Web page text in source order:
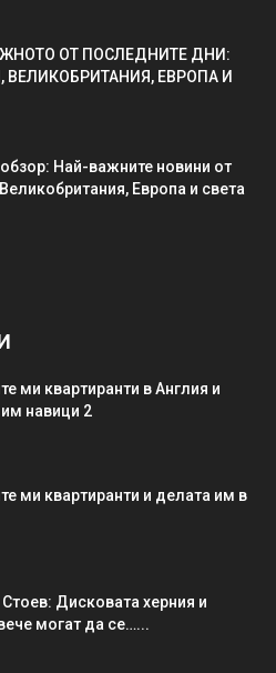
ОТ ПОСЛЕДНИТЕ ДНИ:
ВЕЛИКОБРИТАНИЯ, ЕВРОПА И
Най-важните новини от
Европа и света
ми квартиранти в Англия и
навици 2
ми квартиранти и делата им в
Дисковата херния и
могат да се…...